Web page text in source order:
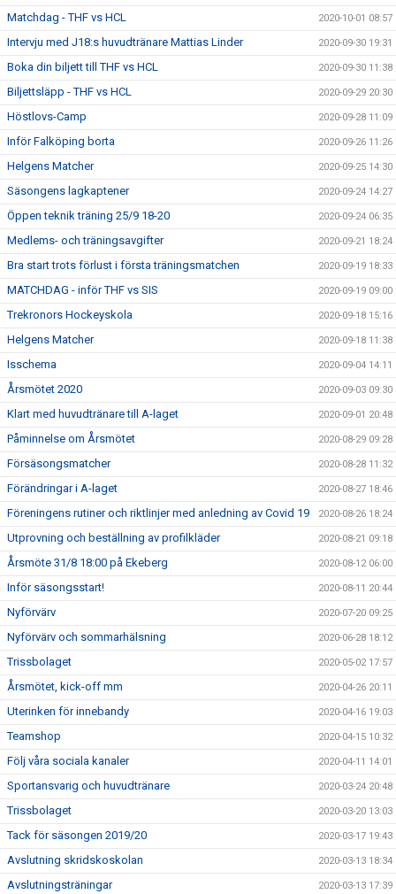
Matchdag - THF vs HCL 2020-10-01 08:57
Intervju med J18:s huvudtränare Mattias Linder 2020-09-30 19:31
Boka din biljett till THF vs HCL 2020-09-30 11:38
Biljettsläpp - THF vs HCL 2020-09-29 20:30
Höstlovs-Camp 2020-09-28 11:09
Inför Falköping borta 2020-09-26 11:26
Helgens Matcher 2020-09-25 14:30
Säsongens lagkaptener 2020-09-24 14:27
Öppen teknik träning 25/9 18-20 2020-09-24 06:35
Medlems- och träningsavgifter 2020-09-21 18:24
Bra start trots förlust i första träningsmatchen 2020-09-19 18:33
MATCHDAG - inför THF vs SIS 2020-09-19 09:00
Trekronors Hockeyskola 2020-09-18 15:16
Helgens Matcher 2020-09-18 11:38
Isschema 2020-09-04 14:11
Årsmötet 2020 2020-09-03 09:30
Klart med huvudtränare till A-laget 2020-09-01 20:48
Påminnelse om Årsmötet 2020-08-29 09:28
Försäsongsmatcher 2020-08-28 11:32
Förändringar i A-laget 2020-08-27 18:46
Föreningens rutiner och riktlinjer med anledning av Covid 19 2020-08-26 18:24
Utprovning och beställning av profilkläder 2020-08-21 09:18
Årsmöte 31/8 18:00 på Ekeberg 2020-08-12 06:00
Inför säsongsstart! 2020-08-11 20:44
Nyförvärv 2020-07-20 09:25
Nyförvärv och sommarhälsning 2020-06-28 18:12
Trissbolaget 2020-05-02 17:57
Årsmötet, kick-off mm 2020-04-26 20:11
Uterinken för innebandy 2020-04-16 19:03
Teamshop 2020-04-15 10:32
Följ våra sociala kanaler 2020-04-11 14:01
Sportansvarig och huvudtränare 2020-03-24 20:48
Trissbolaget 2020-03-20 13:03
Tack för säsongen 2019/20 2020-03-17 19:43
Avslutning skridskoskolan 2020-03-13 18:34
Avslutningsträningar 2020-03-13 17:39